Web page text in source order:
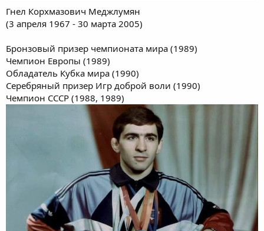
а
Гнел Корхмазович Меджлумян
(3 апреля 1967 - 30 марта 2005)
Бронзовый призер чемпионата мира (1989)
Чемпион Европы (1989)
Обладатель Кубка мира (1990)
Серебряный призер Игр доброй воли (1990)
Чемпион СССР (1988, 1989)